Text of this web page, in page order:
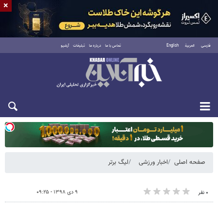
فارسی العربية English تماس با ما درباره ما تبلیغات آرشیو
یکشنبه ۱۸ مرداد ۱۴۰۵
صفحه اصلی اخبار ورزشی لیگ برتر
۰ نفر ۹ دی ۱۳۹۸ - ۰۹:۲۵
×